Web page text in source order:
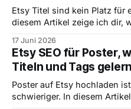
Etsy Titel sind kein Platz für
diesem Artikel zeige ich dir,
verständliche Titel oft
17 Juni 2026
Etsy SEO für Poster,
Titeln und Tags
Poster auf Etsy hochladen
schwieriger. In diesem